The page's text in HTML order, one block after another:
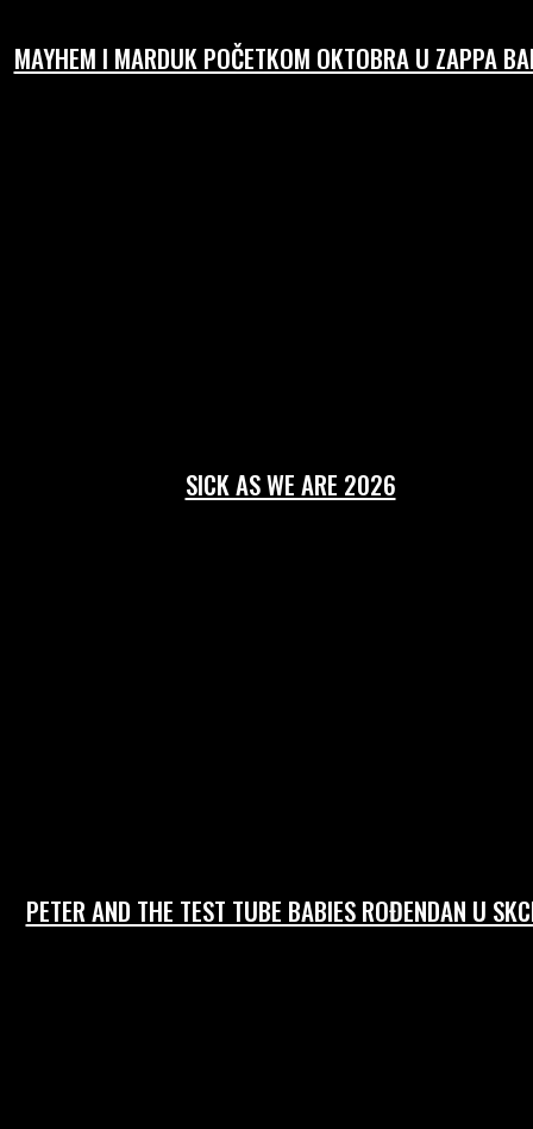
MAYHEM I MARDUK POČETKOM OKTOBRA U ZAPPA
SICK AS WE ARE 2026
PETER AND THE TEST TUBE BABIES ROĐENDAN U